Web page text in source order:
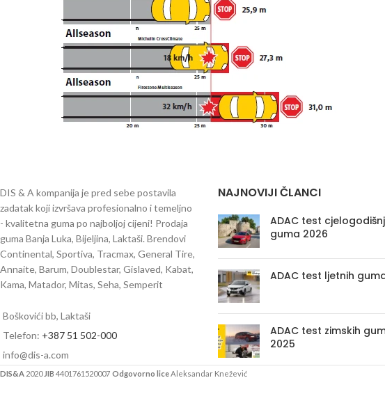
DIS & A kompanija je pred sebe postavila
zadatak koji izvršava profesionalno i temeljno
- kvalitetna guma po najboljoj cijeni! Prodaja
guma Banja Luka, Bijeljina, Laktaši. Brendovi
Continental, Sportiva, Tracmax, General Tire,
Annaite, Barum, Doublestar, Gislaved, Kabat,
Kama, Matador, Mitas, Seha, Semperit
Boškovići bb, Laktaši
Telefon: +387 51 502-000
info@dis-a.com
NAJNOVIJI ČLANCI
ADAC test
guma 2026
ADAC test ljetnih
ADAC test zimskih
2025
DIS&A 2020 JIB 4401761520007 Odgovorno lice Aleksandar Knežević